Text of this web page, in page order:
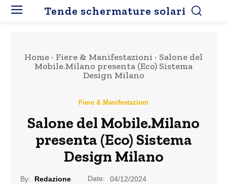
Tende schermature solari
Home Fiere & Manifestazioni
Salone del
Mobile.Milano presenta (Eco) Sistema
Design Milano
Fiere & Manifestazioni
Salone del Mobile.Milano
presenta (Eco) Sistema
Design Milano
By: Redazione Date: 04/12/2024